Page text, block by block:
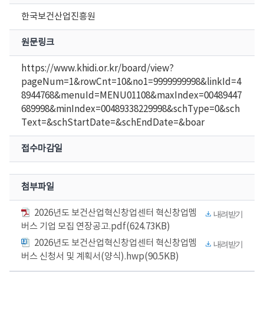
한국보건산업진흥원
원문링크
https://www.khidi.or.kr/board/view?
pageNum=1&rowCnt=10&no1=9999999998&linkId=4
8944768&menuId=MENU01108&maxIndex=00489447
689998&minIndex=00489338229998&schType=0&sch
Text=&schStartDate=&schEndDate=&boar
접수마감일
첨부파일
2026년도 보건산업혁신창업센터 혁신창업멤
버스 기업 모집 연장공고.pdf(624.73KB)
내려받기
2026년도 보건산업혁신창업센터 혁신창업멤
버스 신청서 및 계획서(양식).hwp(90.5KB)
내려받기